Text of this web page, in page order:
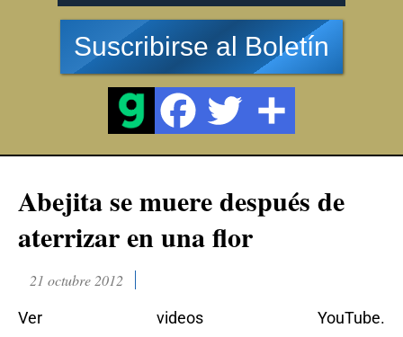
Suscribirse al Boletín
Abejita se muere después de
aterrizar en una flor
21 octubre 2012
Ver videos YouTube.